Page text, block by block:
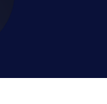
данных